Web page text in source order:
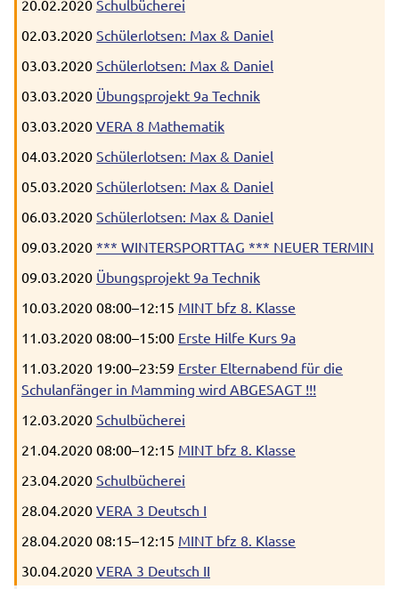
20.02.2020 Schulbücherei
02.03.2020 Schülerlotsen: Max & Daniel
03.03.2020 Schülerlotsen: Max & Daniel
03.03.2020 Übungsprojekt 9a Technik
03.03.2020 VERA 8 Mathematik
04.03.2020 Schülerlotsen: Max & Daniel
05.03.2020 Schülerlotsen: Max & Daniel
06.03.2020 Schülerlotsen: Max & Daniel
09.03.2020 *** WINTERSPORTTAG *** NEUER TERMIN
09.03.2020 Übungsprojekt 9a Technik
10.03.2020 08:00–12:15 MINT bfz 8. Klasse
11.03.2020 08:00–15:00 Erste Hilfe Kurs 9a
11.03.2020 19:00–23:59 Erster Elternabend für die
Schulanfänger in Mamming wird ABGESAGT !!!
12.03.2020 Schulbücherei
21.04.2020 08:00–12:15 MINT bfz 8. Klasse
23.04.2020 Schulbücherei
28.04.2020 VERA 3 Deutsch I
28.04.2020 08:15–12:15 MINT bfz 8. Klasse
30.04.2020 VERA 3 Deutsch II